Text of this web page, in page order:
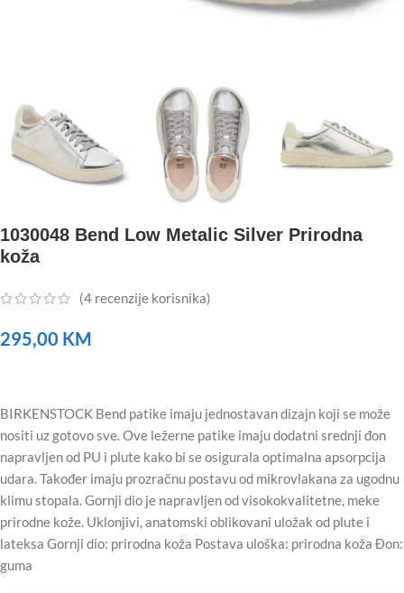
1030048 Bend Low Metalic Silver Prirodna
koža
(4 recenzije korisnika)
295,00 KM
BIRKENSTOCK Bend patike imaju jednostavan dizajn koji se može
nositi uz gotovo sve. Ove ležerne patike imaju dodatni srednji đon
napravljen od PU i plute kako bi se osigurala optimalna apsorpcija
udara. Također imaju prozračnu postavu od mikrovlakana za ugodnu
klimu stopala. Gornji dio je napravljen od visokokvalitetne, meke
prirodne kože. Uklonjivi, anatomski oblikovani uložak od plute i
lateksa Gornji dio: prirodna koža Postava uloška: prirodna koža Đon:
guma